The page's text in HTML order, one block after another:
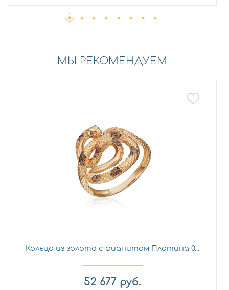
МЫ РЕКОМЕНДУЕМ
Кольцо из золота с фианитом Платина 0...
52 677 руб.